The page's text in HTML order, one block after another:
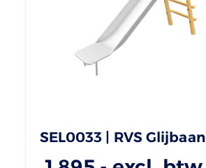
SEL0033 | RVS Glijbaan